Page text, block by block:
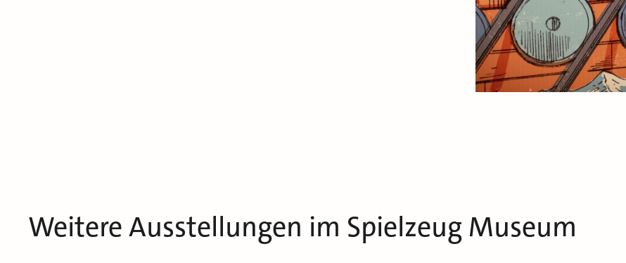
Weitere Ausstellungen im Spielzeug Museum